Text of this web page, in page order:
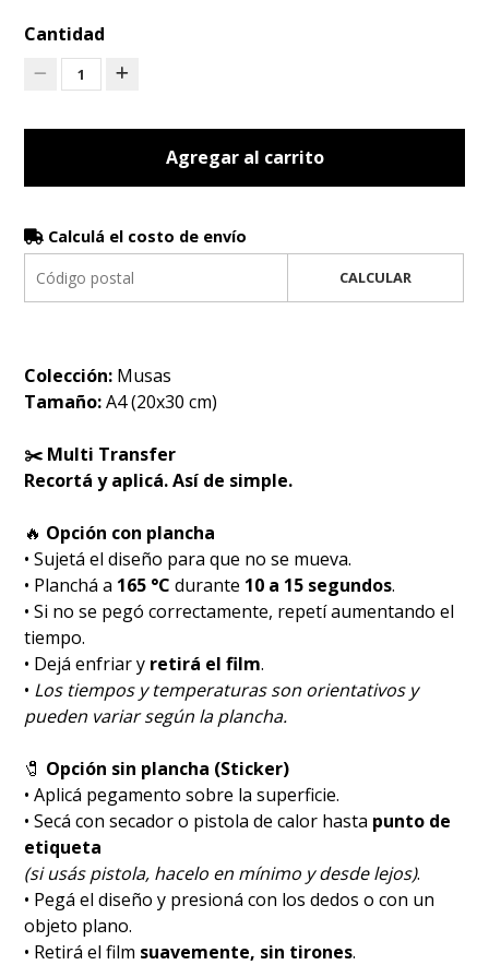
Cantidad
1
Agregar al carrito
Calculá el costo de envío
CALCULAR
Colección: Musas
Tamaño:A4 (20x30 cm)
✂️ Multi Transfer
Recortá y aplicá. Así de simple.
🔥 Opción con plancha
• Sujetá el diseño para que no se mueva.
• Planchá a 165 °C durante 10 a 15 segundos.
• Si no se pegó correctamente, repetí aumentando el
tiempo.
• Dejá enfriar y retirá el film.
• Los tiempos y temperaturas son orientativos y
pueden variar según la plancha.
🧷 Opción sin plancha (Sticker)
• Aplicá pegamento sobre la superficie.
• Secá con secador o pistola de calor hasta punto de
etiqueta
(si usás pistola, hacelo en mínimo y desde lejos).
• Pegá el diseño y presioná con los dedos o con un
objeto plano.
• Retirá el film suavemente, sin tirones.